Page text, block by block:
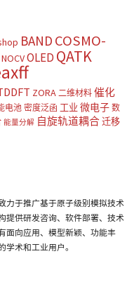
BAND COSMO-
NOCVOLED QATK
ZORA 二维材料 催化
电池 密度泛函 工业 微电子 数
能量分解 自旋轨道耦合迁移
力于推广基于原子级别模拟技术
提供研发咨询、软件部署、技术
面向应用、模型新颖、功能丰
术和工业用户。